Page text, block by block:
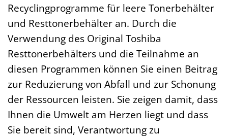
Recyclingprogramme für leere Tonerbehälter
und Resttonerbehälter an. Durch die
Verwendung des Original Toshiba
Resttonerbehälters und die Teilnahme an
diesen Programmen können Sie einen Beitrag
zur Reduzierung von Abfall und zur Schonung
der Ressourcen leisten. Sie zeigen damit, dass
Ihnen die Umwelt am Herzen liegt und dass
Sie bereit sind, Verantwortung zu